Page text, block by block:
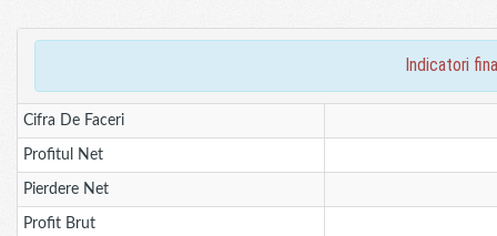
indicatori
Cifra De Faceri
Profitul Net
Pierdere Net
Profit Brut